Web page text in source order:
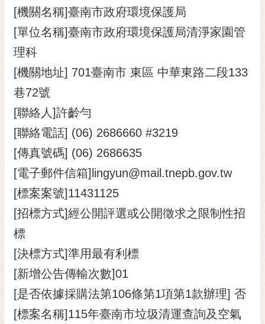
偉
哲
光
花
泉
桐
花
祭
網
站
導
訂
閱
RSS
訂
閱
電
子
[機關名稱]臺南市政府環境保護局
[單位名稱]臺南市政府環境保護局清淨家園管
理科
[機關地址] 701臺南市 東區 中華東路二段133
巷72號
[聯絡人]許齡勻
[聯絡電話] (06) 2686660 #3219
[傳真號碼] (06) 2686635
[電子郵件信箱]lingyun@mail.tnepb.gov.tw
[標案案號]11431125
[招標方式]經公開評選或公開徵求之限制性招
標
[決標方式]準用最有利標
[新增公告傳輸次數]01
[是否依據採購法第106條第1項第1款辦理] 否
[標案名稱]115年臺南市垃圾清運查詢及空氣